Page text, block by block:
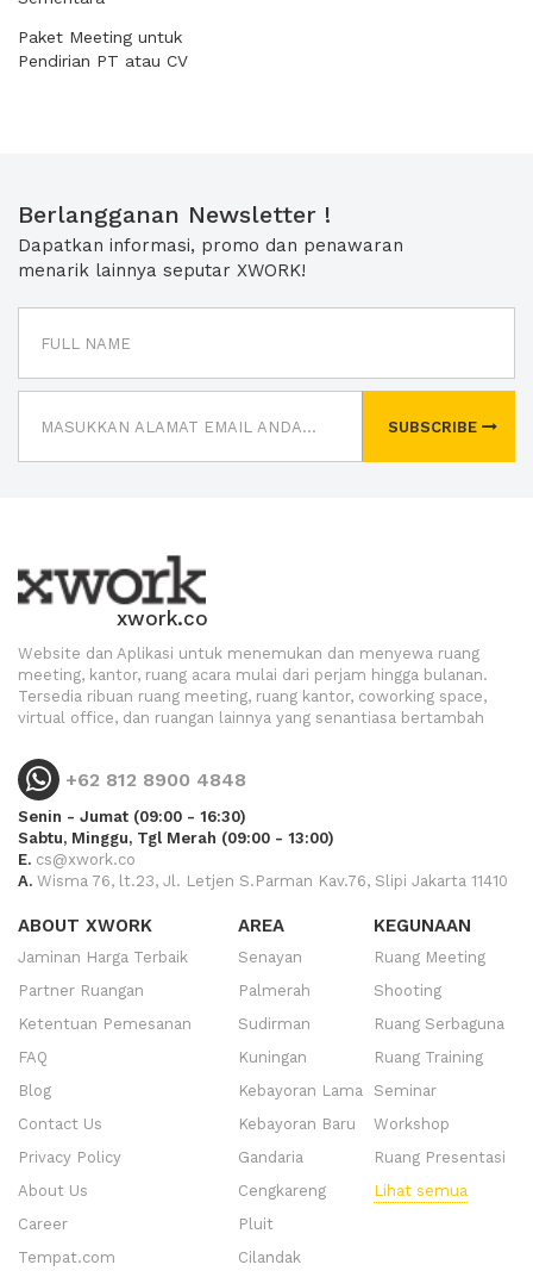
Paket Meeting untuk
Pendirian PT atau CV
Berlangganan Newsletter !
Dapatkan informasi, promo dan penawaran
menarik lainnya seputar XWORK!
SUBSCRIBE
xwork.co
Website dan Aplikasi untuk menemukan dan menyewa ruang
meeting, kantor, ruang acara mulai dari perjam hingga bulanan.
Tersedia ribuan ruang meeting, ruang kantor, coworking space,
virtual office, dan ruangan lainnya yang senantiasa bertambah
+62 812 8900 4848
Senin - Jumat (09:00 - 16:30)
Sabtu, Minggu, Tgl Merah (09:00 - 13:00)
E. cs@xwork.co
A. Wisma 76, lt.23, Jl. Letjen S.Parman Kav.76, Slipi Jakarta 11410
ABOUT XWORK
Jaminan Harga Terbaik
Partner Ruangan
Ketentuan Pemesanan
FAQ
Blog
Contact Us
Privacy Policy
About Us
Career
Tempat.com
AREA
Senayan
Palmerah
Sudirman
Kuningan
Kebayoran Lama
Kebayoran Baru
Gandaria
Cengkareng
Pluit
Cilandak
KEGUNAAN
Ruang Meeting
Shooting
Ruang Serbaguna
Ruang Training
Seminar
Workshop
Ruang Presentasi
Lihat semua